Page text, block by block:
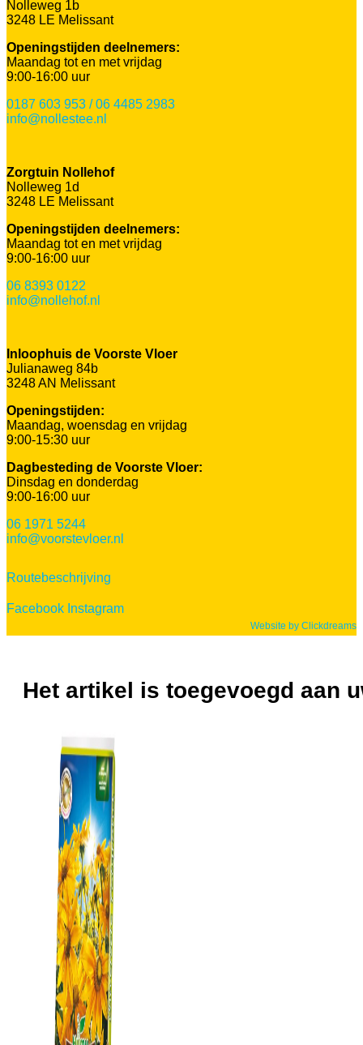
Nolleweg 1b
3248 LE Melissant
Openingstijden deelnemers:
Maandag tot en met vrijdag
9:00-16:00 uur
0187 603 953 / 06 4485 2983
info@nollestee.nl
Zorgtuin Nollehof
Nolleweg 1d
3248 LE Melissant
Openingstijden deelnemers:
Maandag tot en met vrijdag
9:00-16:00 uur
06 8393 0122
info@nollehof.nl
Inloophuis de Voorste Vloer
Julianaweg 84b
3248 AN Melissant
Openingstijden:
Maandag, woensdag en vrijdag
9:00-15:30 uur
Dagbesteding de Voorste Vloer:
Dinsdag en donderdag
9:00-16:00 uur
06 1971 5244
info@voorstevloer.nl
Routebeschrijving
Facebook Instagram
Website by Clickdreams
Het artikel is toegevoegd aan